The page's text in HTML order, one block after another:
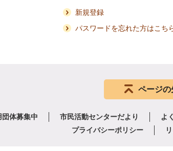
新規登録
パスワードを忘れた方はこち
ページの
団体募集中 市民活動センターだより よ
プライバシーポリシー